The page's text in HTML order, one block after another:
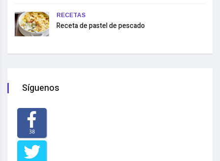
RECETAS
Receta de pastel de pescado
Síguenos
38